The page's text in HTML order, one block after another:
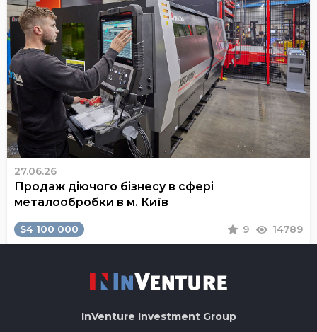
27.06.26
Продаж діючого бізнесу в сфері
металообробки в м. Київ
$4 100 000 9 14789
InVenture Investment Group